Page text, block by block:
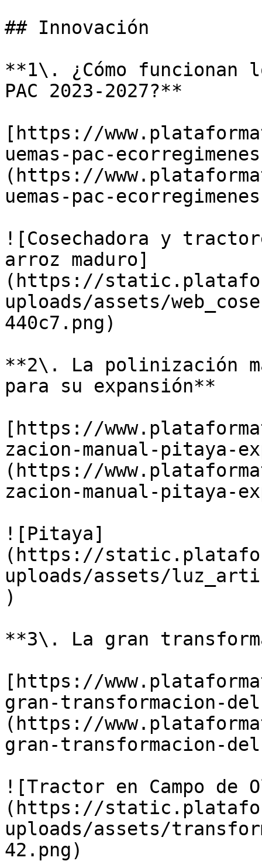
## Innovación
**1\. ¿Cómo funcionan
PAC 2023-2027?**
[https://
uemas-pac-
(https://
uemas-pac-
![Cosechadora y
arroz maduro]
(https://
uploads/assets/
440c7.png)
**2\. La polinización
para su expansión**
[https://
zacion-manual-pitaya-
(https://
zacion-manual-pitaya-
![Pitaya]
(https://
uploads/assets/
)
**3\. La gran
[https://
gran-transformacion-
(https://
gran-transformacion-
![Tractor en Campo de
(https://
uploads/assets/
42.png)